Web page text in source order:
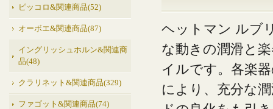
ピッコロ&関連商品(52)
オーボエ&関連商品(87)
イングリッシュホルン&関連商
品(48)
クラリネット&関連商品(329)
ファゴット&関連商品(74)
ヘットマン ルブ
な動きの潤滑と
イルです。各楽
により、充分な